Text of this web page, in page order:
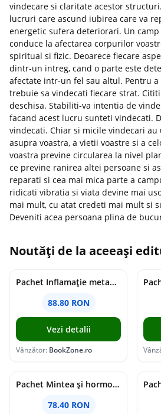
vindecare si claritate acestor
lucruri care ascund iubirea care va
energetic sufera deteriorari. Un
conduce la afectarea corpurilor
spiritual si fizic. Deoarece fiecare
dintr-un intreg, cand o parte este
afectate intr-un fel sau altul. Pentru
trebuie sa vindecati fiecare strat.
deschisa. Stabiliti-va intentia de
facand acest lucru sunteti vindecati.
vindecati. Chiar si micile vindecari
asupra voastra, a vietii voastre si a
voastra previne circularea la nivel
ce previne ranirea altei persoane si
reparati si cea mai mica parte a
ridicati vibratia si viata devine mai
mai mult, cu atat credeti mai mult si
Deveniti acea persoana plina de
Noutăți de la aceeași
Pachet Inflamație metabolism și creier
88.80 RON
Vezi detalii
Vânzător: BookZone.ro
Pachet Mintea și hormonii tăi
78.40 RON